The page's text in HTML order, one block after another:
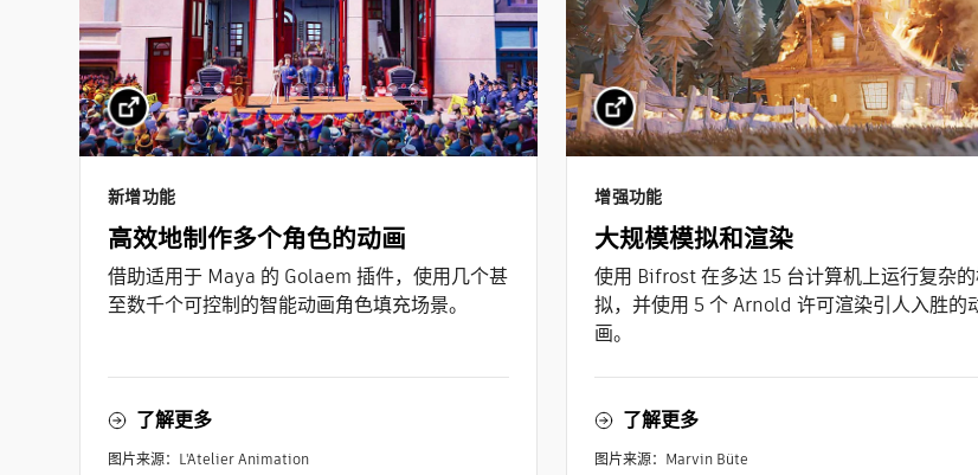
新增功能
高效地制作多个角色的动画
借助适用于 Maya 的 Golaem 插件，使用几个甚
至数千个可控制的智能动画角色填充场景。
了解更多
图片来源：L'Atelier Animation
增强功能
大规模模拟和渲染
使用 Bifrost 在多达 15 台计算机上运行复杂
拟，并使用 5 个 Arnold 许可渲染引人入胜的
画。
了解更多
图片来源：Marvin Büte